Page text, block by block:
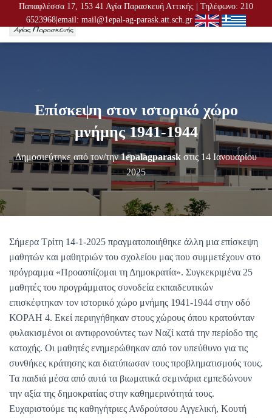
Παπαφλέσσα 17, 153 41 Αγία Παρασκευή Αττικής | Τηλέφωνο: 210
6523968|email: mail@1epal-ag-parask.att.sch.gr
Ν
Π
Λ
Ο
Ή
Γ
Σ
Σ
Επίσκεψη στον ιστορικό χώρο
μνήμης 1941-1944
Δημοσιεύτηκε από τον/την1epalagparask στις 14 Ιανουαρίου
2025
Σήμερα Τρίτη 14-1-2025 πραγματοποιήθηκε άλλη μια επίσκεψη
μαθητών και μαθητριών του σχολείου μας που συμμετέχουν στο
πρόγραμμα «Προασπίζομαι τη Δημοκρατία». Συγκεκριμένα 25
μαθητές του προγράμματος συνοδεία εκπαιδευτικών
επισκέφτηκαν τον ιστορικό χώρο μνήμης 1941-1944 στην οδό
ΚΟΡΑΗ 4. Εκεί περιηγήθηκαν στους χώρους όπου κρατούνταν
φυλακισμένοι οι αντιφρονούντες των Ναζί κατά την περίοδο της
κατοχής. Οι μαθητές ενημερώθηκαν από τον υπεύθυνο για τις
συνθήκες κράτησης και διατύπωσαν τους προβληματισμούς τους.
Τα παιδιά μέσα από αυτά τα βιωματικά σεμινάρια εμπεδώνουν
την αξία της δημοκρατίας στην καθημερινότητά τους.
Ευχαριστούμε τις καθηγήτριες Ανδρούτσου Αγγελική, Κουτή